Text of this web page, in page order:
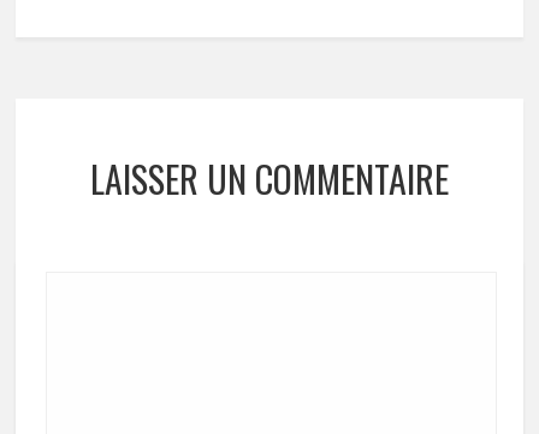
LAISSER UN COMMENTAIRE